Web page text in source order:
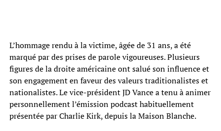
L’hommage rendu à la victime, âgée de 31 ans, a été
marqué par des prises de parole vigoureuses. Plusieurs
figures de la droite américaine ont salué son influence et
son engagement en faveur des valeurs traditionalistes et
nationalistes. Le vice-président JD Vance a tenu à animer
personnellement l’émission podcast habituellement
présentée par Charlie Kirk, depuis la Maison Blanche.